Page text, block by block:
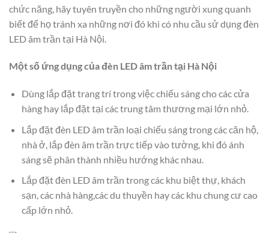
chức năng, hãy tuyên truyền cho những người xung quanh
biết để họ tránh xa những nơi đó khi có nhu cầu sử dụng đèn
LED âm trần tại Hà Nội.
Một số ứng dụng của đèn LED âm trần tại Hà Nội
Dùng lắp đặt trang trí trong việc chiếu sáng cho các cửa
hàng hay lắp đặt tại các trung tâm thương mại lớn nhỏ.
Lắp đặt đèn LED âm trần loại chiếu sáng trong các căn hộ,
nhà ở, lắp đèn âm trần trực tiếp vào tường, khi đó ánh
sáng sẽ phân thành nhiều hướng khác nhau.
Lắp đặt đèn LED âm trần trong các khu biệt thự, khách
sạn, các nhà hàng,các du thuyền hay các khu chung cư cao
cấp lớn nhỏ.